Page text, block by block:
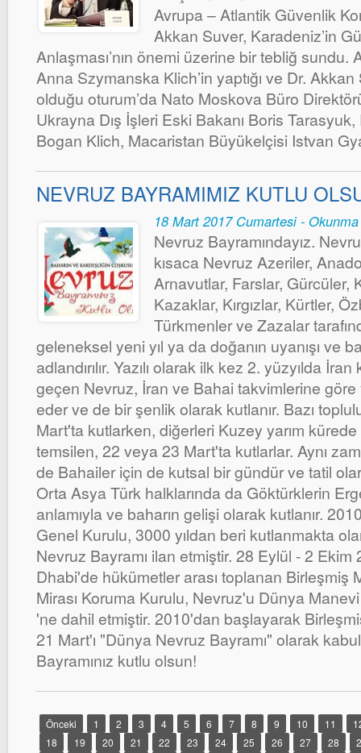
Avrupa – Atlantik Güvenlik
Akkan Suver, Karadeniz’in
Anlaşması’nın önemi üzerine bir tebliğ sundu.
Anna Szymanska Klich’in yaptığı ve Dr. Akkan
olduğu oturum’da Nato Moskova Büro
Ukrayna Dış İşleri Eski Bakanı Boris
Bogan Klich, Macaristan Büyükelçisi Istvan
NEVRUZ BAYRAMIMIZ KUTLU
18 Mart 2017 Cumartesi -
Nevruz Bayramındayız.
kısaca Nevruz Azeriler,
Arnavutlar, Farslar, Gürcüler,
Kazaklar, Kırgızlar, Kürtler,
Türkmenler ve Zazalar
geleneksel yeni yıl ya da doğanın uyanışı ve
adlandırılır. Yazılı olarak ilk kez 2. yüzyılda
geçen Nevruz, İran ve Bahai takvimlerine göre
eder ve de bir şenlik olarak kutlanır. Bazı
Mart'ta kutlarken, diğerleri Kuzey yarım kürede
temsilen, 22 veya 23 Mart'ta kutlarlar. Aynı
de Bahailer için de kutsal bir gündür ve tatil
Orta Asya Türk halklarında da Göktürklerin
anlamıyla ve baharın gelişi olarak kutlanır.
Genel Kurulu, 3000 yıldan beri kutlanmakta
Nevruz Bayramı ilan etmiştir. 28 Eylül - 2 Ekim
Dhabi'de hükümetler arası toplanan Birleşmiş
Mirası Koruma Kurulu, Nevruz'u Dünya
'ne dahil etmiştir. 2010'dan başlayarak
21 Mart'ı "Dünya Nevruz Bayramı" olarak
Bayramınız kutlu olsun!
Önceki 1 2 3 4 5 6 7 8 9 10 11
18
19 20 21 22 23 24 25 26 27 28